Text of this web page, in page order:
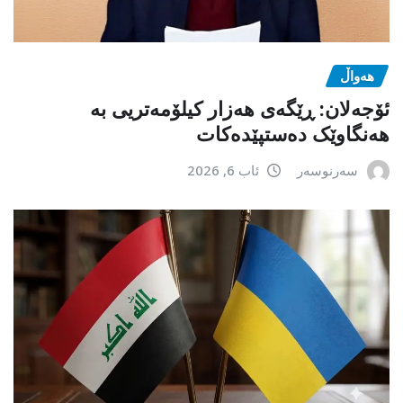
هەواڵ
ئۆجەلان: ڕێگەی هەزار کیلۆمەتریی بە
هەنگاوێک دەستپێدەکات
سەرنوسەر ئاب 6, 2026